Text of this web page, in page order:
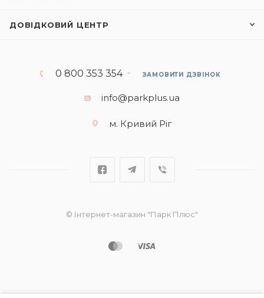
ДОВІДКОВИЙ ЦЕНТР
0 800 353 354 ЗАМОВИТИ ДЗВІНОК
info@parkplus.ua
м. Кривий Ріг
© Інтернет-магазин "Парк Плюс"